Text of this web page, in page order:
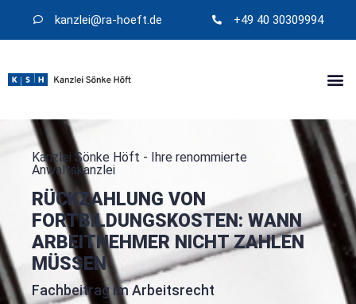
kanzlei@​ra-hoeft.de +49 40 30309994
Kanzlei Sönke Höft - Ihre renommierte
Anwaltskanzlei
RÜCKZAHLUNG VON
FORTBILDUNGSKOSTEN: WANN
ARBEITNEHMER NICHT ZAHLEN
MÜSSEN
Fachbeitrag im Arbeitsrecht